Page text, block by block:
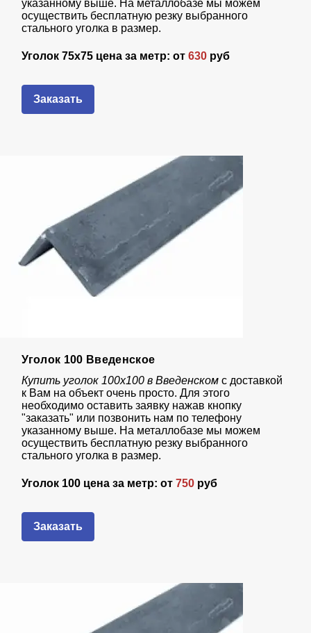
указанному выше. На металлобазе мы можем
осуществить бесплатную резку выбранного
стального уголка в размер.
Уголок 75х75 цена за метр: от630 руб
Заказать
Уголок 100 Введенское
Купить уголок 100х100 в Введенскомс доставкой
к Вам на объект очень просто. Для этого
необходимо оставить заявку нажав кнопку
"заказать" или позвонить нам по телефону
указанному выше. На металлобазе мы можем
осуществить бесплатную резку выбранного
стального уголка в размер.
Уголок 100 цена за метр: от750 руб
Заказать